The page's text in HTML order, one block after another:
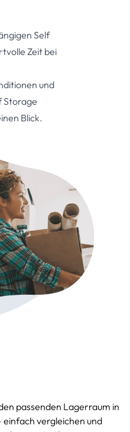
Self
Zeit bei
und
Storage
Blick.
passenden Lagerraum in
einfach vergleichen und